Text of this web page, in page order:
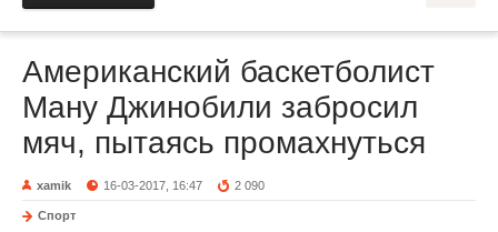
Американский баскетболист
Ману Джинобили забросил
мяч, пытаясь промахнуться
xamik 16-03-2017, 16:47 2 090
Спорт